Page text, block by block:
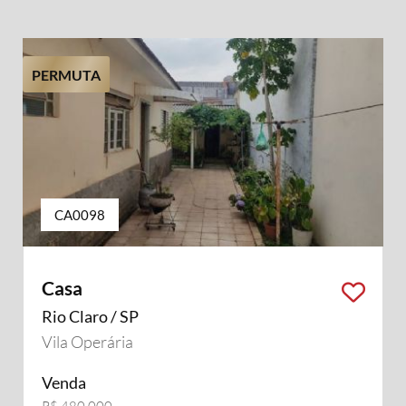
PERMUTA
CA0098
Casa
Rio Claro / SP
Vila Operária
Venda